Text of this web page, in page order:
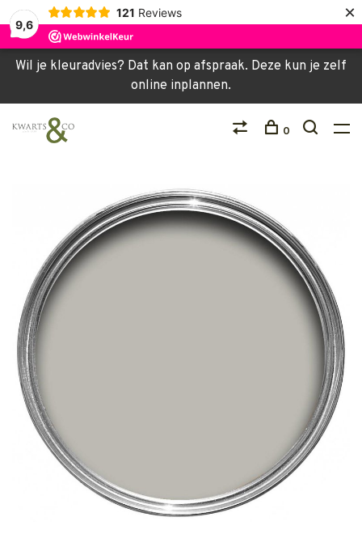
9,6
121 Reviews ×
Wil je kleuradvies? Dat kan op afspraak. Deze kun je zelf
online inplannen.
0